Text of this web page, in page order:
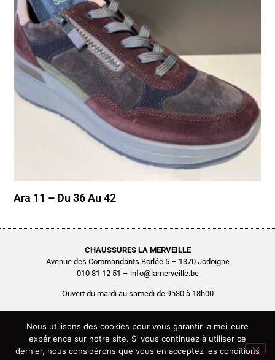
Ara 11 – Du 36 Au 42
CHAUSSURES LA MERVEILLE
Avenue des Commandants Borlée 5 – 1370 Jodoigne
010 81 12 51 – info@lamerveille.be
Ouvert du mardi au samedi de 9h30 à 18h00
Chaussures Quertémont SRL
BCE0416.261.048
Copyright © 2026 Chaussures La Merveille – Tous droits réservés
Site réalisé par
Nous utilisons des cookies pour vous garantir la meilleure
expérience sur notre site. Si vous continuez à utiliser ce
dernier, nous considérons que vous en acceptez les conditions